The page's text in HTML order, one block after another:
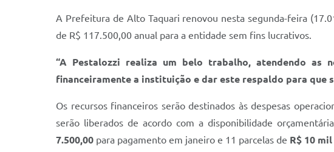
A Prefeitura de Alto Taquari renovou nesta segunda-feira
de R$ 117.500,00 anual para a entidade sem fins lucrativos.
“A Pestalozzi realiza um belo trabalho, atendendo as
financeiramente a instituição e dar este respaldo para que
Os recursos financeiros serão destinados às despesas
serão liberados de acordo com a disponibilidade
7.500,00 para pagamento em janeiro e 11 parcelas de R$ 10